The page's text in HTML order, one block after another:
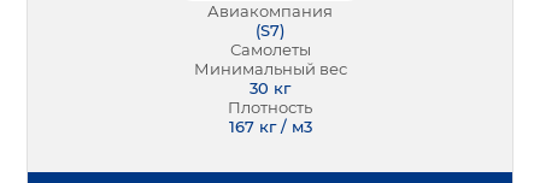
Авиакомпания
(S7)
Самолеты
Минимальный вес
30 кг
Плотность
167 кг / м3